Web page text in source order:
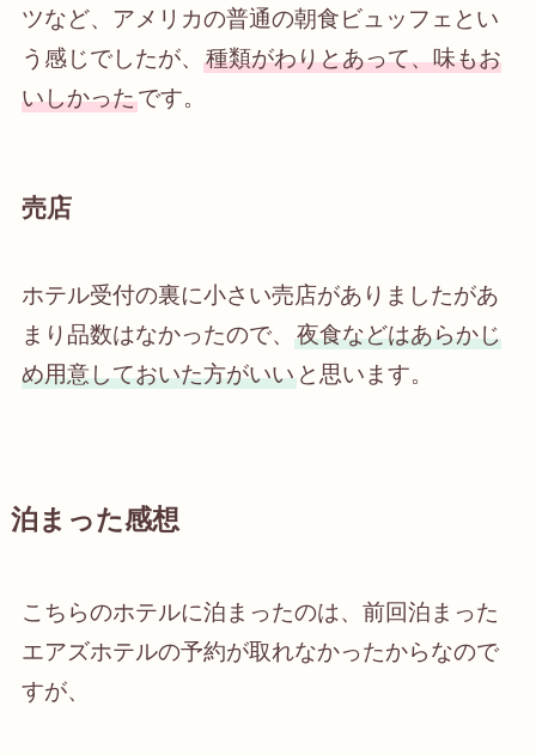
ツなど、アメリカの普通の朝食ビュッフェとい
う感じでしたが、 種類がわりとあって、味もお
いしかったです。
売店
ホテル受付の裏に小さい売店がありましたがあ
まり品数はなかったので、 夜食などはあらかじ
め用意しておいた方がいいと思います。
泊まった感想
こちらのホテルに泊まったのは、前回泊まった
エアズホテルの予約が取れなかったからなので
すが、